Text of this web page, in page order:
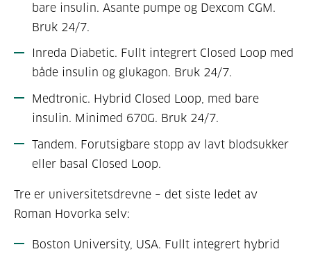
bare insulin. Asante pumpe og Dexcom CGM.
Bruk 24/7.
Inreda Diabetic. Fullt integrert Closed Loop med
både insulin og glukagon. Bruk 24/7.
Medtronic. Hybrid Closed Loop, med bare
insulin. Minimed 670G. Bruk 24/7.
Tandem. Forutsigbare stopp av lavt blodsukker
eller basal Closed Loop.
Tre er universitetsdrevne – det siste ledet av
Roman Hovorka selv:
Boston University, USA. Fullt integrert hybrid